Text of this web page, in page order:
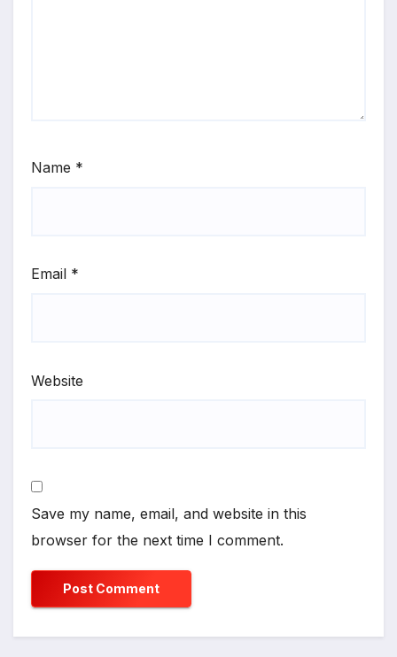
Name *
Email *
Website
Save my name, email, and website in this
browser for the next time I comment.